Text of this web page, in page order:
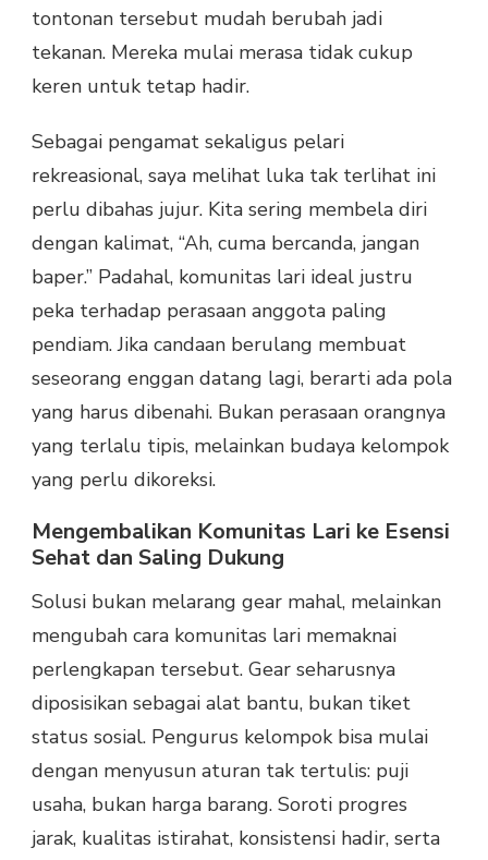
tontonan tersebut mudah berubah jadi
tekanan. Mereka mulai merasa tidak cukup
keren untuk tetap hadir.
Sebagai pengamat sekaligus pelari
rekreasional, saya melihat luka tak terlihat ini
perlu dibahas jujur. Kita sering membela diri
dengan kalimat, “Ah, cuma bercanda, jangan
baper.” Padahal, komunitas lari ideal justru
peka terhadap perasaan anggota paling
pendiam. Jika candaan berulang membuat
seseorang enggan datang lagi, berarti ada pola
yang harus dibenahi. Bukan perasaan orangnya
yang terlalu tipis, melainkan budaya kelompok
yang perlu dikoreksi.
Mengembalikan Komunitas Lari ke Esensi
Sehat dan Saling Dukung
Solusi bukan melarang gear mahal, melainkan
mengubah cara komunitas lari memaknai
perlengkapan tersebut. Gear seharusnya
diposisikan sebagai alat bantu, bukan tiket
status sosial. Pengurus kelompok bisa mulai
dengan menyusun aturan tak tertulis: puji
usaha, bukan harga barang. Soroti progres
jarak, kualitas istirahat, konsistensi hadir, serta